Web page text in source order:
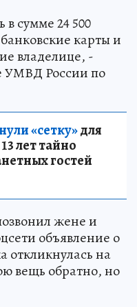
сумме 24 500
карты и
владелице, -
УМВД России по
«сетку»для
лет тайно
гостей
жене и
объявление о
откликнулась на
вещь обратно, но